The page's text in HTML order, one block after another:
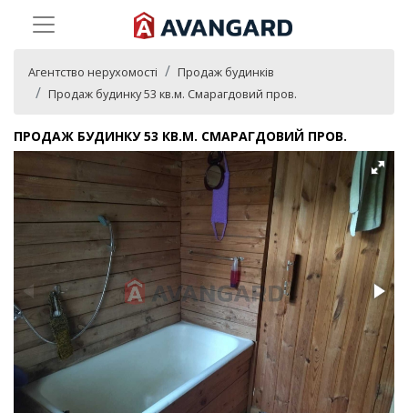
Агентство нерухомості
Продаж будинків
Продаж будинку 53 кв.м. Смарагдовий пров.
ПРОДАЖ БУДИНКУ 53 КВ.М. СМАРАГДОВИЙ ПРОВ.